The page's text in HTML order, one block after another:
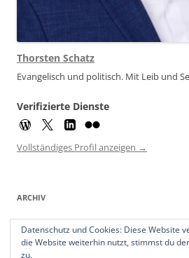
Thorsten Schatz
Evangelisch und politisch. Mit Leib und
Verifizierte Dienste
Vollständiges Profil anzeigen →
ARCHIV
Archiv
Datenschutz und Cookies: Diese Website
die Website weiterhin nutzt, stimmst du
zu.